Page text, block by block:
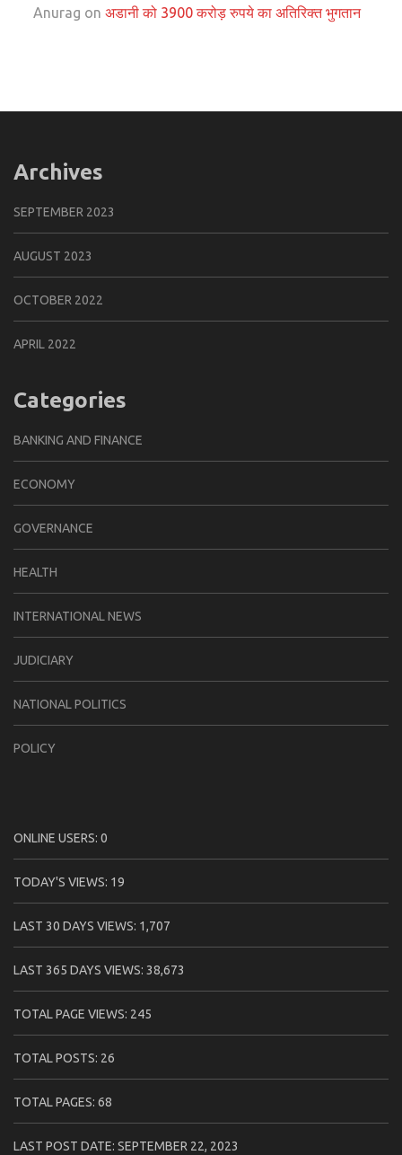
Anurag on अडानी को 3900 करोड़ रुपये का अतिरिक्त भुगतान
Archives
SEPTEMBER 2023
AUGUST 2023
OCTOBER 2022
APRIL 2022
Categories
BANKING AND FINANCE
ECONOMY
GOVERNANCE
HEALTH
INTERNATIONAL NEWS
JUDICIARY
NATIONAL POLITICS
POLICY
ONLINE USERS: 0
TODAY'S VIEWS: 19
LAST 30 DAYS VIEWS: 1,707
LAST 365 DAYS VIEWS: 38,673
TOTAL PAGE VIEWS: 245
TOTAL POSTS: 26
TOTAL PAGES: 68
LAST POST DATE: SEPTEMBER 22, 2023